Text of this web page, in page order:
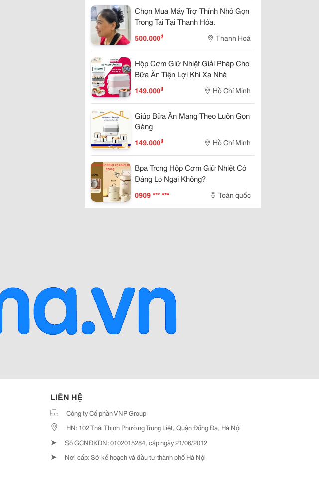
Chọn Mua Máy Trợ Thính Nhỏ Gọn
Trong Tai Tại Thanh Hóa.
500.000₫ Thanh Hoá
Hộp Cơm Giữ Nhiệt Giải Pháp Cho
Bữa Ăn Tiện Lợi Khi Xa Nhà
149.000₫ Hồ Chí Minh
Giúp Bữa Ăn Mang Theo Luôn Gọn
Gàng
149.000₫ Hồ Chí Minh
Bpa Trong Hộp Cơm Giữ Nhiệt Có
Đáng Lo Ngại Không?
0909 *** *** Toàn quốc
LIÊN HỆ
Công ty Cổ phần VNP Group
HN: 102 Thái Thịnh Phường Trung Liệt, Quận Đống Đa, Hà Nội
➤ Số GCNĐKDN: 0102015284, cấp ngày 21/06/2012
➤ Nơi cấp: Sở kế hoạch và đầu tư thành phố Hà Nội